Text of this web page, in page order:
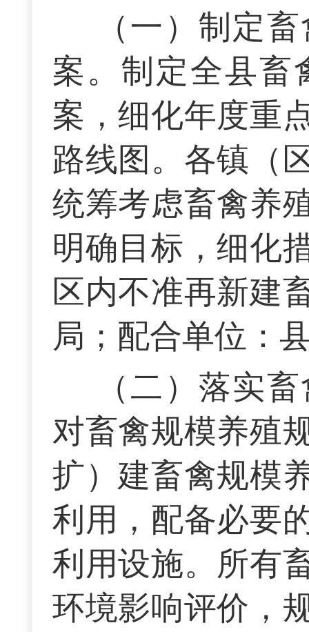
（一）制定
案。制定全县畜
案，细化年度重
路线图。各镇（
统筹考虑畜禽养
明确目标，细化
区内不准再新建
局；配合单位：
（二）落实
对畜禽规模养殖
扩）建畜禽规模
利用，配备必要
利用设施。所有
环境影响评价，